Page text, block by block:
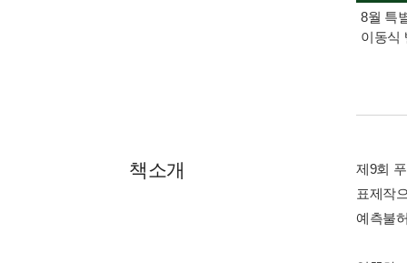
8월 특
이동식
책소개
제9회
표제작
예측불